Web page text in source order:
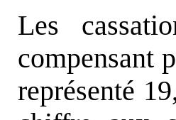
Les
compensant
représenté